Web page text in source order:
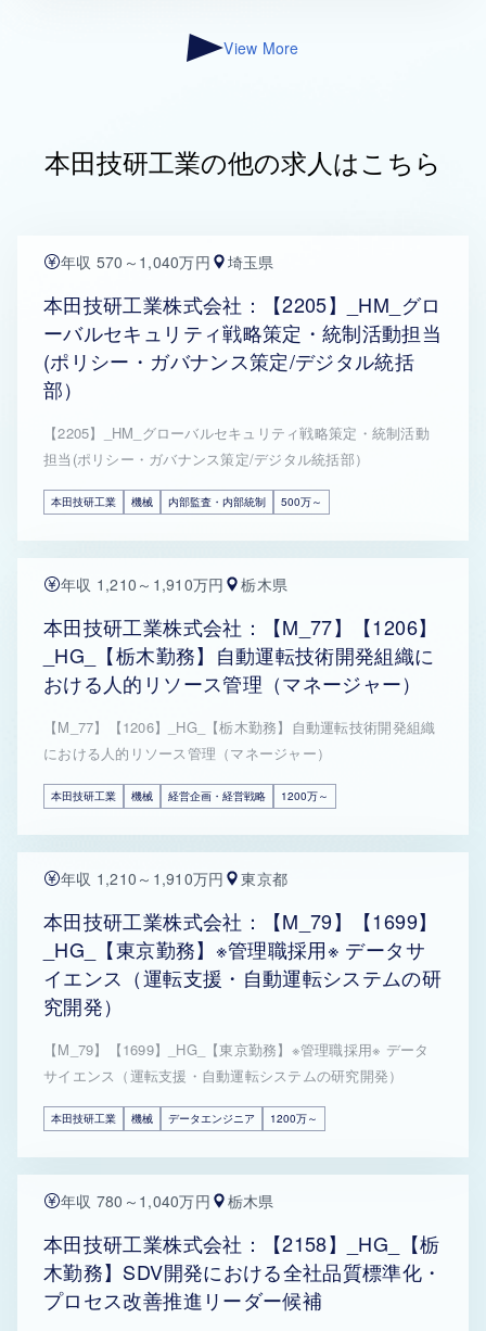
View More
本田技研工業の他の求人はこちら
年収 570～1,040万円 埼玉県
本田技研工業株式会社：【2205】_HM_グロ
ーバルセキュリティ戦略策定・統制活動担当
(ポリシー・ガバナンス策定/デジタル統括
部）
【2205】_HM_グローバルセキュリティ戦略策定・統制活動
担当(ポリシー・ガバナンス策定/デジタル統括部）
本田技研工業 機械 内部監査・内部統制 500万～
年収 1,210～1,910万円 栃木県
本田技研工業株式会社：【M_77】【1206】
_HG_【栃木勤務】自動運転技術開発組織に
おける人的リソース管理（マネージャー）
【M_77】【1206】_HG_【栃木勤務】自動運転技術開発組織
における人的リソース管理（マネージャー）
本田技研工業 機械 経営企画・経営戦略 1200万～
年収 1,210～1,910万円 東京都
本田技研工業株式会社：【M_79】【1699】
_HG_【東京勤務】※管理職採用※ データサ
イエンス（運転支援・自動運転システムの研
究開発）
【M_79】【1699】_HG_【東京勤務】※管理職採用※ データ
サイエンス（運転支援・自動運転システムの研究開発）
本田技研工業 機械 データエンジニア 1200万～
年収 780～1,040万円 栃木県
本田技研工業株式会社：【2158】_HG_【栃
木勤務】SDV開発における全社品質標準化・
プロセス改善推進リーダー候補